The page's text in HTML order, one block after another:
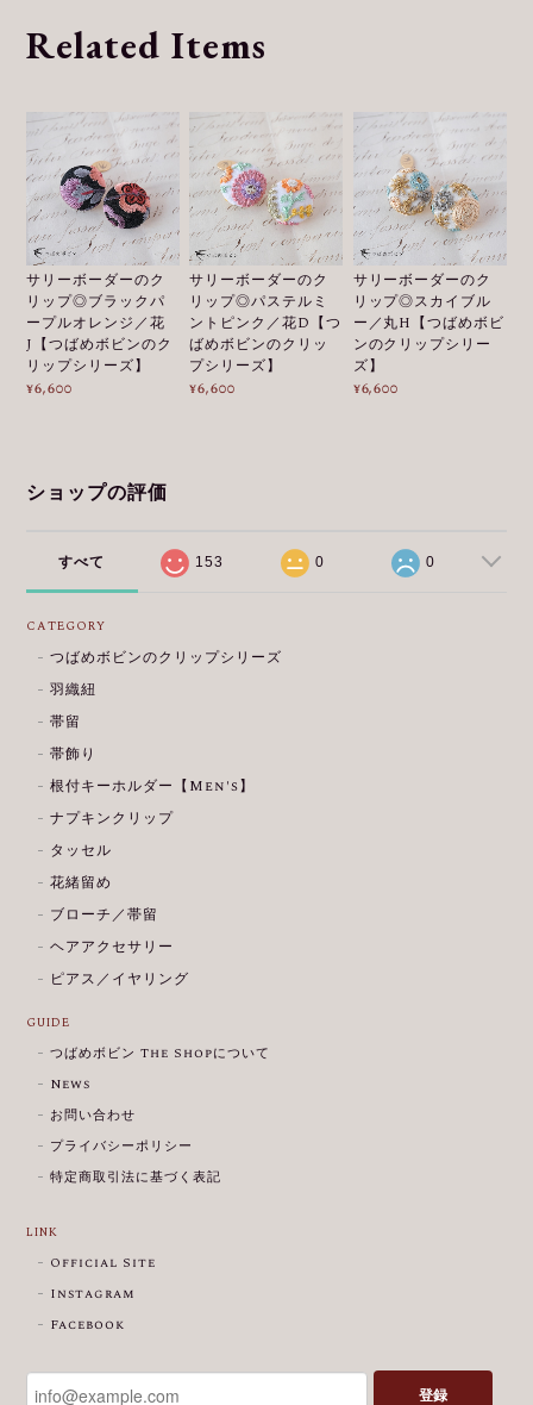
Related Items
サリーボーダーのク
リップ◎ブラックパ
ープルオレンジ／花
J【つばめボビンのク
リップシリーズ】
¥6,600
サリーボーダーのク
リップ◎パステルミ
ントピンク／花D【つ
ばめボビンのクリッ
プシリーズ】
¥6,600
サリーボーダーのク
リップ◎スカイブル
ー／丸H【つばめボビ
ンのクリップシリー
ズ】
¥6,600
ショップの評価
すべて 153 0 0
CATEGORY
つばめボビンのクリップシリーズ
羽織紐
帯留
帯飾り
根付キーホルダー【Men's】
ナプキンクリップ
タッセル
花緒留め
ブローチ／帯留
ヘアアクセサリー
ピアス／イヤリング
GUIDE
つばめボビン The Shopについて
News
お問い合わせ
プライバシーポリシー
特定商取引法に基づく表記
LINK
Official Site
Instagram
Facebook
登録